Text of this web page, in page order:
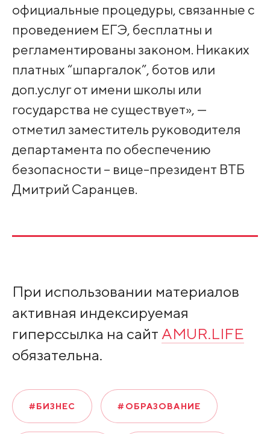
официальные процедуры, связанные с
проведением ЕГЭ, бесплатны и
регламентированы законом. Никаких
платных “шпаргалок”, ботов или
доп.услуг от имени школы или
государства не существует», —
отметил заместитель руководителя
департамента по обеспечению
безопасности – вице-президент ВТБ
Дмитрий Саранцев.
При использовании материалов
активная индексируемая
гиперссылка на сайт AMUR.LIFE
обязательна.
#БИЗНЕС #ОБРАЗОВАНИЕ